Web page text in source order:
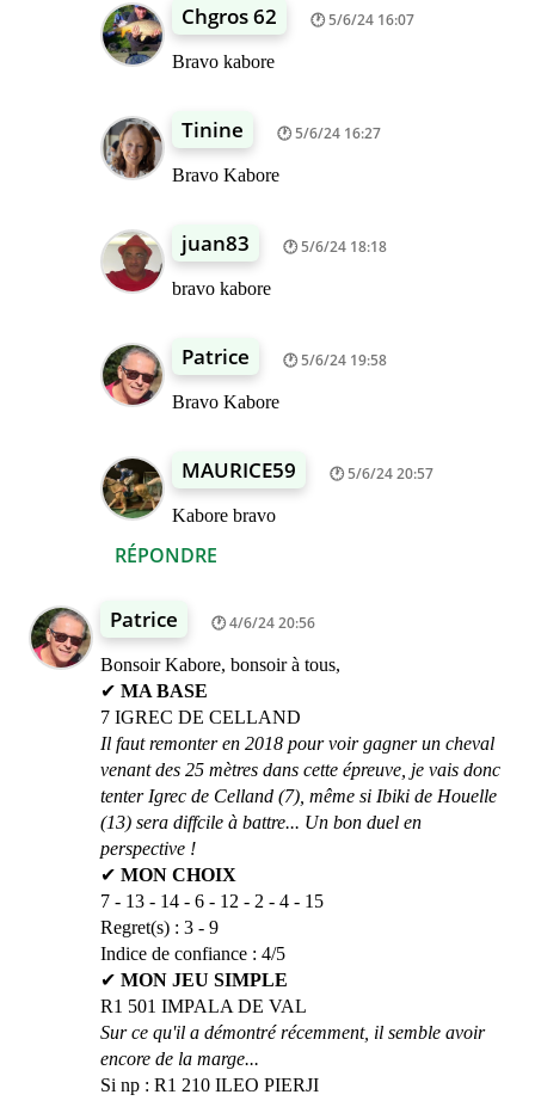
RÉPONDRE
Chgros 62 5/6/24 16:07
Bravo kabore
Tinine 5/6/24 16:27
Bravo Kabore
juan83 5/6/24 18:18
bravo kabore
Patrice 5/6/24 19:58
Bravo Kabore
MAURICE59 5/6/24 20:57
Kabore bravo
Patrice 4/6/24 20:56
Bonsoir Kabore, bonsoir à tous,
✔ MA BASE
7 IGREC DE CELLAND
Il faut remonter en 2018 pour voir gagner un cheval
venant des 25 mètres dans cette épreuve, je vais donc
tenter Igrec de Celland (7), même si Ibiki de Houelle
(13) sera diffcile à battre... Un bon duel en
perspective !
✔ MON CHOIX
7 - 13 - 14 - 6 - 12 - 2 - 4 - 15
Regret(s) : 3 - 9
Indice de confiance : 4/5
✔ MON JEU SIMPLE
R1 501 IMPALA DE VAL
Sur ce qu'il a démontré récemment, il semble avoir
encore de la marge...
Si np : R1 210 ILEO PIERJI